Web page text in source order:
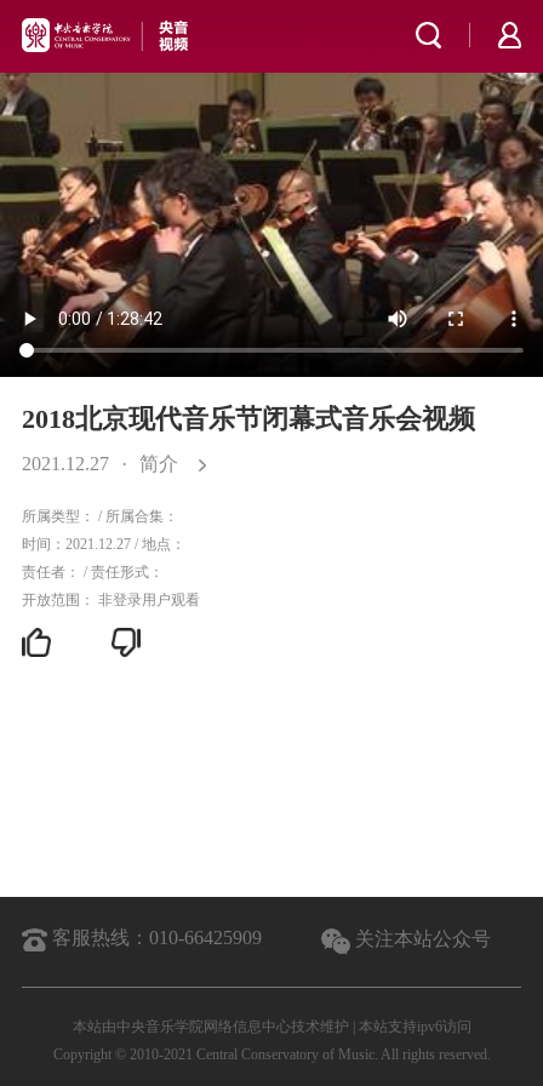
2018北京现代音乐节闭幕式音乐会视频
2021.12.27 · 简介
所属类型： /所属合集：
时间：2021.12.27 /地点：
责任者： /责任形式：
开放范围： 非登录用户观看
客服热线：010-66425909 关注本站公众号
本站由中央音乐学院网络信息中心技术维护 | 本站支持ipv6访问
Copyright © 2010-2021 Central Conservatory of Music. All rights reserved.